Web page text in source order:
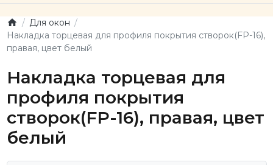
Для окон
Накладка торцевая для профиля покрытия створок(FP-16),
правая, цвет белый
Накладка торцевая для
профиля покрытия
створок(FP-16), правая, цвет
белый